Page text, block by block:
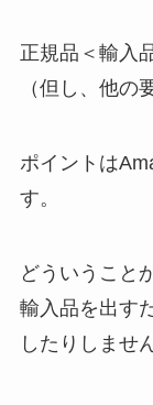
正規品＜輸入
（但し、他の
ポイントは
す。
どういうこと
輸入品を出す
したりしませ